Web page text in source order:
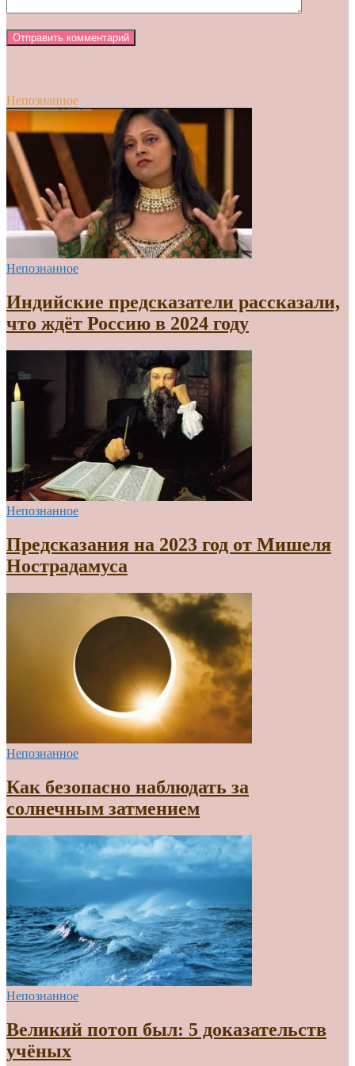
Непознанное
Непознанное
Индийские предсказатели рассказали,
что ждёт Россию в 2024 году
Непознанное
Предсказания на 2023 год от Мишеля
Нострадамуса
Непознанное
Как безопасно наблюдать за
солнечным затмением
Непознанное
Великий потоп был: 5 доказательств
учёных